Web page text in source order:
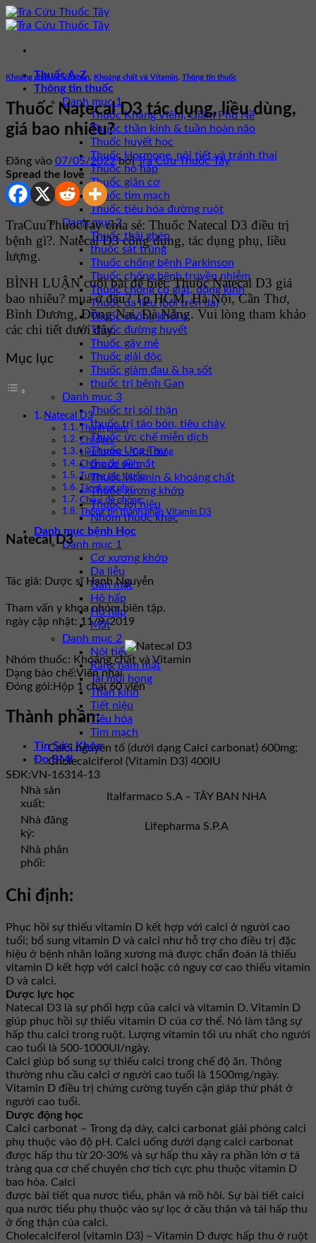
Bỏ
qua
dung
Thuốc A-Z
Thông tin thuốc
Danh mục 1
Thuốc Kháng Viêm, Giảm Phù Nề
Thuốc thần kinh & tuần hoàn não
Thuốc huyết học
Thuốc Hormone, nội tiết và tránh thai
Thuốc hô hấp
Thuốc giãn cơ
Thuốc tim mạch
Thuốc tiêu hóa đường ruột
Danh mục 2
Thuốc thải ghép
thuốc sát trùng
Thuốc chống bệnh Parkinson
Thuốc chống bệnh truyền nhiễm
Thuốc chống co giật, động kinh
Thuốc da liễu (bôi trên da)
Thuốc chống khối u
Thuốc đường huyết
Thuốc gây mê
Thuốc giải độc
Thuốc giảm đau & hạ sốt
thuốc trị bệnh Gan
Danh mục 3
Thuốc trị sỏi thận
thuốc trị táo bón, tiêu chảy
Thuốc ức chế miễn dịch
Thuốc Ung Thư
thuốc về mắt
Thuốc vitamin & khoáng chất
Thuốc xương khớp
Thuốc lợi niệu
Nhóm thuốc khác
Danh mục bệnh Học
Danh mục 1
Cơ xương khớp
Da liễu
Gan mật
Hô hấp
Hô hấp
Mắt
Danh mục 2
Nội tiết
Răng hàm mặt
Tai mũi họng
Thần kinh
Tiết niệu
Tiêu hóa
Tim mạch
Tin Sức Khỏe
Đo BMI
Khoáng chất và Vitamin Khoáng chất và Vitamin Thông tin thuốc
Thuốc Natecal D3 tác dụng, liều dùng,
giá bao nhiêu?
Đăng vào 07/05/2022 bởiTra Cứu Thuốc Tây
Spread the love
TraCuuThuocTay chia sẻ: Thuốc Natecal D3 điều trị
bệnh gì?. Natecal D3 công dụng, tác dụng phụ, liều
lượng.
BÌNH LUẬN cuối bài để biết: Thuốc Natecal D3 giá
bao nhiêu? mua ở đâu? Tp HCM, Hà Nội, Cần Thơ,
Bình Dương, Đồng Nai, Đà Nẵng. Vui lòng tham khảo
các chi tiết dưới đây.
Mục lục
Natecal D3
Thành phần:
Chỉ định:
Liều lượng – Cách dùng
Chống chỉ định:
Tương tác thuốc:
Tác dụng phụ:
Chú ý đề phòng:
Thông tin thành phần Vitamin D3
Natecal D3
Tác giả: Dược sĩ Hạnh Nguyễn
Tham vấn y khoa nhóm biên tập.
ngày cập nhật: 11/9/2019
Nhóm thuốc: Khoáng chất và Vitamin
Dạng bào chế:Viên nhai
Đóng gói: Hộp 1 chai 60 viên
Thành phần:
Calci nguyên tố (dưới dạng Calci carbonat) 600mg;
Cholecalciferol (Vitamin D3) 400IU
SĐK:VN-16314-13
Nhà sản
xuất:
Italfarmaco S.A – TÂY BAN NHA
Nhà đăng
ký:
Lifepharma S.P.A
Nhà phân
phối:
Chỉ định:
Phục hồi sự thiếu vitamin D kết hợp với calci ở người cao
tuổi; bổ sung vitamin D và calci như hỗ trợ cho điều trị đặc
hiệu ở bệnh nhân loãng xương mà được chẩn đoán là thiếu
vitamin D kết hợp với calci hoặc có nguy cơ cao thiếu vitamin
D và calci.
Dược lực học
Natecal D3 là sự phối hợp của calci và vitamin D. Vitamin D
giúp phục hồi sự thiếu vitamin D của cơ thể. Nó làm tăng sự
hấp thu calci trong ruột. Lượng vitamin tối ưu nhất cho người
cao tuổi là 500-1000UI/ngày.
Calci giúp bổ sung sự thiếu calci trong chế độ ăn. Thông
thường nhu cầu calci ơ người cao tuổi là 1500mg/ngày.
Vitamin D điều trị chứng cường tuyến cận giáp thứ phát ở
người cao tuổi.
Dược động học
Calci carbonat – Trong dạ dày, calci carbonat giải phóng calci
phụ thuộc vào độ pH. Calci uống dưới dạng calci carbonat
được hấp thu từ 20-30% và sự hấp thu xảy ra phần lớn ơ tá
tràng qua cơ chế chuyên chơ tích cực phu thuộc vitamin D
bao hòa. Calci
được bài tiết qua nươc tiểu, phân và mồ hôi. Sự bài tiết calci
qua nước tiểu phụ thuộc vào sự lọc ở cầu thận và tái hấp thu
ở ống thận của calci.
Cholecalciferol (vitamin D3) – Vitamin D được hấp thu ở ruột